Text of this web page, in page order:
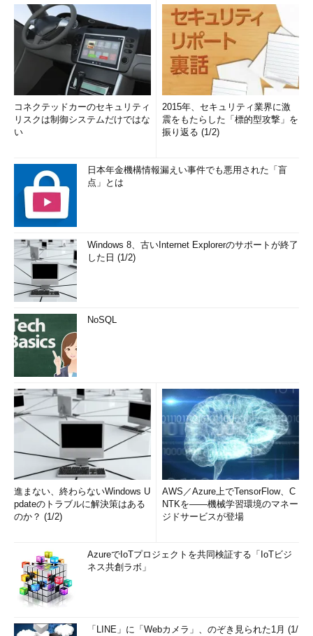
コネクテッドカーのセキュリティ
リスクは制御システムだけではな
い
2015年、セキュリティ業界に激
震をもたらした「標的型攻撃」を
振り返る (1/2)
日本年金機構情報漏えい事件でも悪用された「盲
点」とは
Windows 8、古いInternet Explorerのサポートが終了
した日 (1/2)
NoSQL
進まない、終わらないWindows U
pdateのトラブルに解決策はある
のか？ (1/2)
AWS／Azure上でTensorFlow、C
NTKを――機械学習環境のマネー
ジドサービスが登場
AzureでIoTプロジェクトを共同検証する「IoTビジ
ネス共創ラボ」
「LINE」に「Webカメラ」、のぞき見られた1月 (1/